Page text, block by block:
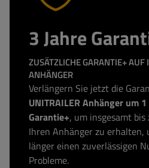
3 Jahre
ZUSÄTZLICHE GARANTIE+ AUF
ANHÄNGER
Verlängern Sie jetzt die
UNITRAILER Anhänger um
Garantie+, um insgesamt bis
Ihren Anhänger zu erhalten,
länger einen zuverlässigen
Probleme.